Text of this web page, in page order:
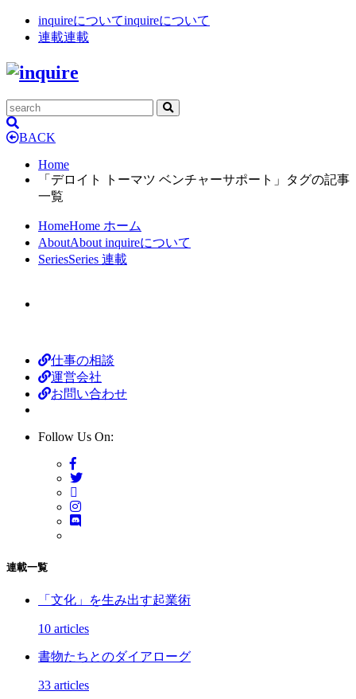
inquireについてinquireについて
連載連載
BACK
Home
「デロイト トーマツ ベンチャーサポート」タグの記事
一覧
HomeHome ホーム
AboutAbout inquireについて
SeriesSeries 連載
仕事の相談
運営会社
お問い合わせ
Follow Us On:
連載一覧
「文化」を生み出す起業術
10 articles
書物たちとのダイアローグ
33 articles